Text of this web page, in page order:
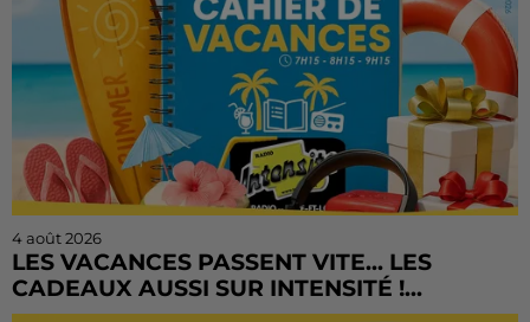
4 août 2026
LES VACANCES PASSENT VITE... LES
CADEAUX AUSSI SUR INTENSITÉ !...
L'été file à toute vitesse, mais il est encore temps de